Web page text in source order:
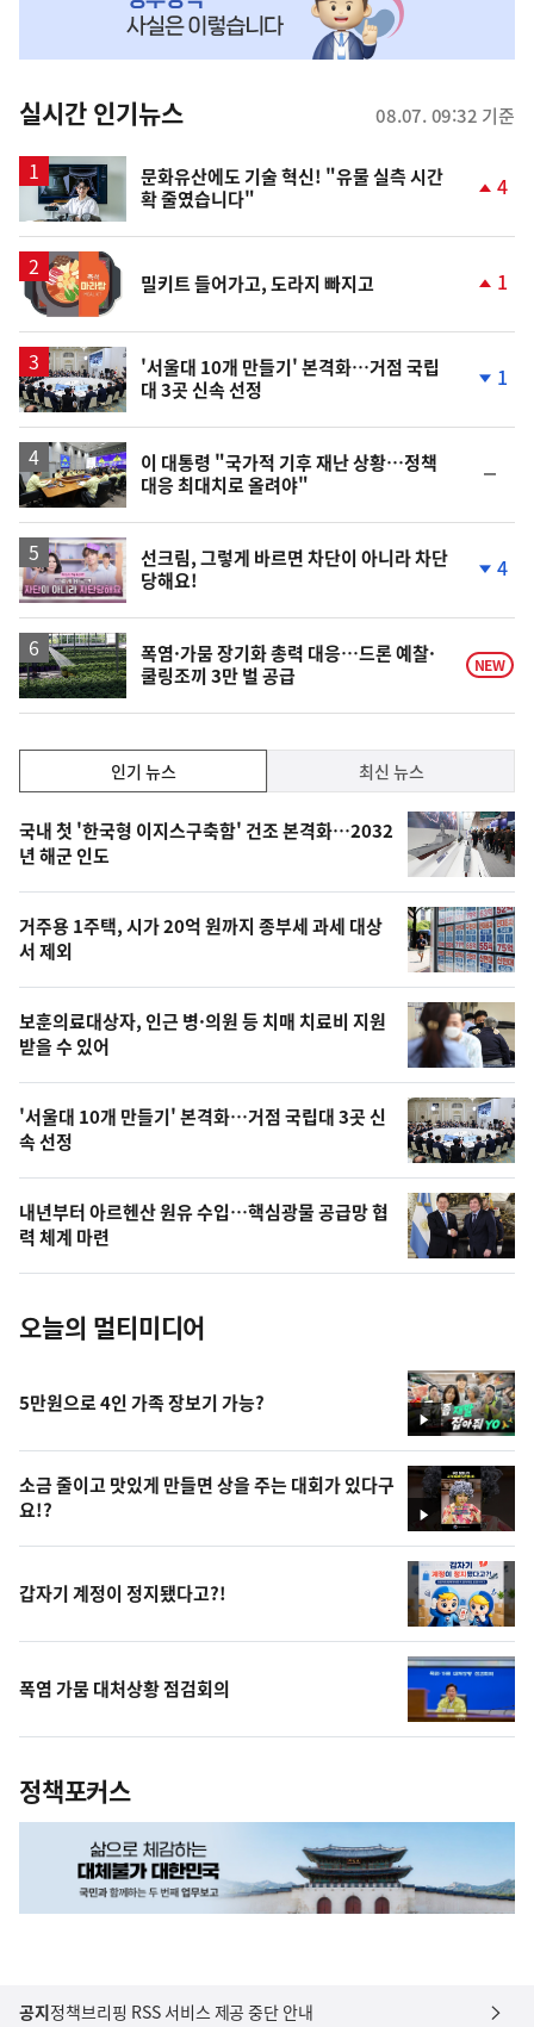
뉴
스
실시간 인기뉴스 08.07. 09:32 기준
문화유산에도 기술 혁신! "유물 실측 시간
확 줄였습니다"
상
4
밀키트 들어가고, 도라지 빠지고
상
1
'서울대 10개 만들기' 본격화…거점 국립
대 3곳 신속 선정
하
1
이 대통령 "국가적 기후 재난 상황…정책
대응 최대치로 올려야"
일
영
상
선크림, 그렇게 바르면 차단이 아니라 차단
당해요!
하
락
4
폭염·가뭄 장기화 총력 대응…드론 예찰·
쿨링조끼 3만 벌 공급
NEW
인
기,
최
신,
오
늘
의
영
상
오
늘
의
사
진
인기 뉴스 최신 뉴스
인
기
뉴
스
국내 첫 '한국형 이지스구축함' 건조 본격화…2032
년 해군 인도
거주용 1주택, 시가 20억 원까지 종부세 과세 대상
서 제외
보훈의료대상자, 인근 병·의원 등 치매 치료비 지원
받을 수 있어
'서울대 10개 만들기' 본격화…거점 국립대 3곳 신
속 선정
내년부터 아르헨산 원유 수입…핵심광물 공급망 협
력 체계 마련
오늘의 멀티미디어
영
상
5만원으로 4인 가족 장보기 가능?
영
상
소금 줄이고 맛있게 만들면 상을 주는 대회가 있다구
요!?
갑자기 계정이 정지됐다고?!
폭염 가뭄 대처상황 점검회의
정책포커스
공지정책브리핑 RSS 서비스 제공 중단 안내